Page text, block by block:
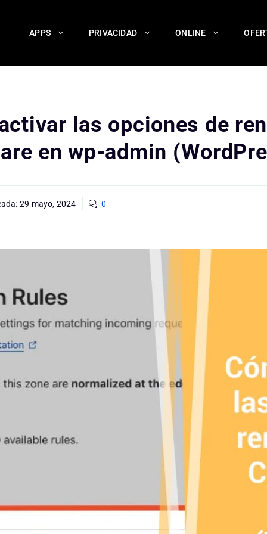
APPS PRIVACIDAD ONLINE
las opciones de
en wp-admin
29 mayo, 2024 0